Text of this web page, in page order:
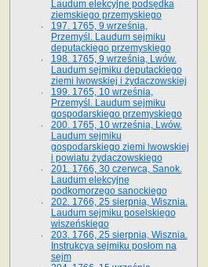
Laudum elekcyjne podsędka
ziemskiego przemyskiego
197. 1765, 9 września,
Przemyśl. Laudum sejmiku
deputackiego przemyskiego
198. 1765, 9 września, Lwów.
Laudum sejmiku deputackiego
ziemi lwowskiej i żydaczowskiej
199. 1765, 10 września,
Przemyśl. Laudum sejmiku
gospodarskiego przemyskiego
200. 1765, 10 września, Lwów.
Laudum sejmiku
gospodarskiego ziemi lwowskiej
i powiatu żydaczowskiego
201. 1766, 30 czerwca, Sanok.
Laudum elekcyjne
podkomorzego sanockiego
202. 1766, 25 sierpnia, Wisznia.
Laudum sejmiku poselskiego
wiszeńskiego
203. 1766, 25 sierpnia, Wisznia.
Instrukcya sejmiku posłom na
sejm